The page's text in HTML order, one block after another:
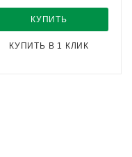
КУПИТЬ
КУПИТЬ В 1 КЛИК